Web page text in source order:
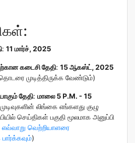
: 11 மார்ச், 2025
கடைசி தேதி: 15 ஆகஸ்ட், 2025
முடித்திருக்க வேண்டும்)
தேதி: மாலை 5 P.M. - 15
லிங்கை எங்களது குழு
செய்திகள் பகுதி மூலமாக அனுப்பி
எவ்வாறு வெற்றியாளரை
)